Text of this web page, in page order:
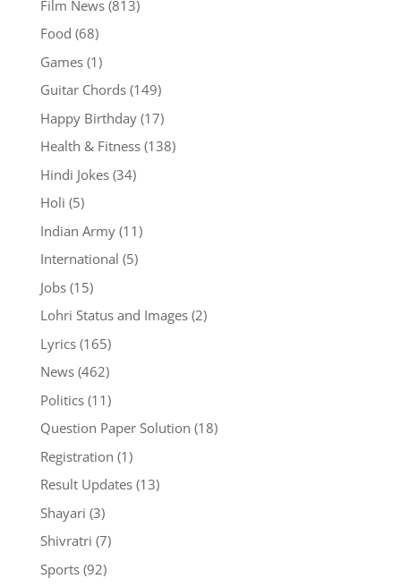
Film News(813)
Food (68)
Games(1)
Guitar Chords(149)
Happy Birthday(17)
Health & Fitness(138)
Hindi Jokes(34)
Holi (5)
Indian Army(11)
International (5)
Jobs(15)
Lohri Status and Images(2)
Lyrics(165)
News(462)
Politics(11)
Question Paper Solution (18)
Registration (1)
Result Updates(13)
Shayari (3)
Shivratri (7)
Sports(92)